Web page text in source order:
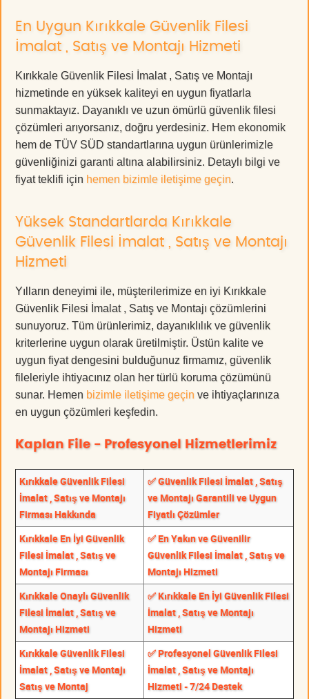
En Uygun Kırıkkale Güvenlik Filesi
İmalat , Satış ve Montajı Hizmeti
Kırıkkale Güvenlik Filesi İmalat , Satış ve Montajı
hizmetinde en yüksek kaliteyi en uygun fiyatlarla
sunmaktayız. Dayanıklı ve uzun ömürlü güvenlik filesi
çözümleri arıyorsanız, doğru yerdesiniz. Hem ekonomik
hem de TÜV SÜD standartlarına uygun ürünlerimizle
güvenliğinizi garanti altına alabilirsiniz. Detaylı bilgi ve
fiyat teklifi için hemen bizimle iletişime geçin.
Yüksek Standartlarda Kırıkkale
Güvenlik Filesi İmalat , Satış ve Montajı
Hizmeti
Yılların deneyimi ile, müşterilerimize en iyi Kırıkkale
Güvenlik Filesi İmalat , Satış ve Montajı çözümlerini
sunuyoruz. Tüm ürünlerimiz, dayanıklılık ve güvenlik
kriterlerine uygun olarak üretilmiştir. Üstün kalite ve
uygun fiyat dengesini bulduğunuz firmamız, güvenlik
fileleriyle ihtiyacınız olan her türlü koruma çözümünü
sunar. Hemen bizimle iletişime geçin ve ihtiyaçlarınıza
en uygun çözümleri keşfedin.
Kaplan File - Profesyonel Hizmetlerimiz
Kırıkkale Güvenlik Filesi
İmalat , Satış ve Montajı
Firması Hakkında
✅ Güvenlik Filesi İmalat , Satış
ve Montajı Garantili ve Uygun
Fiyatlı Çözümler
Kırıkkale En İyi Güvenlik
Filesi İmalat , Satış ve
Montajı Firması
✅ En Yakın ve Güvenilir
Güvenlik Filesi İmalat , Satış ve
Montajı Hizmeti
Kırıkkale Onaylı Güvenlik
Filesi İmalat , Satış ve
Montajı Hizmeti
✅ Kırıkkale En İyi Güvenlik Filesi
İmalat , Satış ve Montajı
Hizmeti
Kırıkkale Güvenlik Filesi
İmalat , Satış ve Montajı
Satış ve Montaj
✅ Profesyonel Güvenlik Filesi
İmalat , Satış ve Montajı
Hizmeti - 7/24 Destek